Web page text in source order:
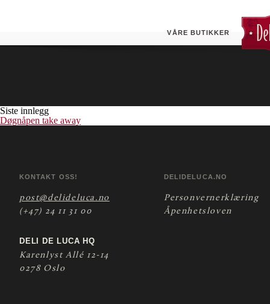
VÅRE BUTIKKER
Siste innlegg
Døgnåpen take away
KONTAKT OSS!
post@delideluca.no
(+47) 24 11 31 00
DELI DE LUCA HQ
Karenlyst Allé 12-14
0278 Oslo
DELIDELUCA.NO
Personvernerklæring
Åpenhetsloven